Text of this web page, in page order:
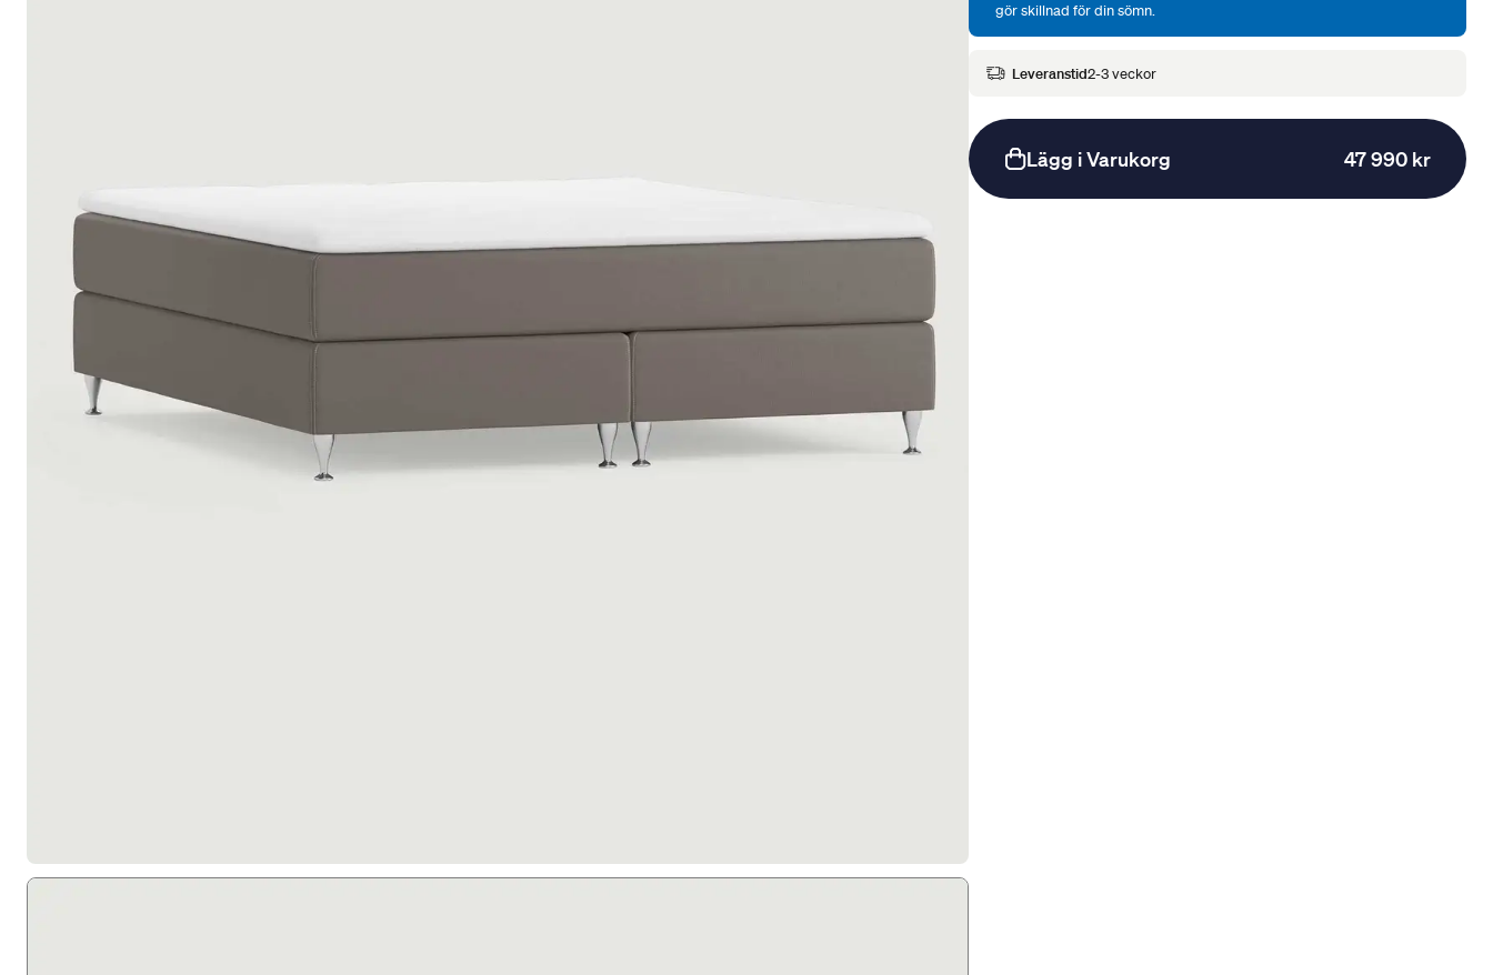
gör skillnad för din sömn.
Leveranstid2-3 veckor
Lägg i Varukorg 47 990 kr